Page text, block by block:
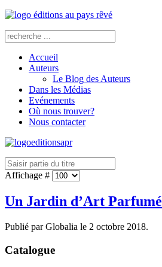
Accueil
Auteurs
Le Blog des Auteurs
Dans les Médias
Evénements
Où nous trouver?
Nous contacter
Affichage #
Un Jardin d’Art Parfumé
Publié par Globalia le 2 octobre 2018.
Catalogue